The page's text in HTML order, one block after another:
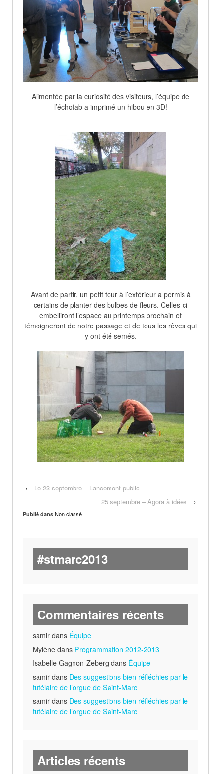
Alimentée par la curiosité des visiteurs, l’équipe de
l’échofab a imprimé un hibou en 3D!
Avant de partir, un petit tour à l’extérieur a permis à
certains de planter des bulbes de fleurs. Celles-ci
embelliront l’espace au printemps prochain et
témoigneront de notre passage et de tous les rêves qui
y ont été semés.
‹
Le 23 septembre – Lancement public
25 septembre – Agora à idées
›
Publié dans Non classé
#stmarc2013
Commentaires récents
samir dans Équipe
Mylène dans Programmation 2012-2013
Isabelle Gagnon-Zeberg dans Équipe
samir dans Des suggestions bien réfléchies par le
tutélaire de l’orgue de Saint-Marc
samir dans Des suggestions bien réfléchies par le
tutélaire de l’orgue de Saint-Marc
Articles récents